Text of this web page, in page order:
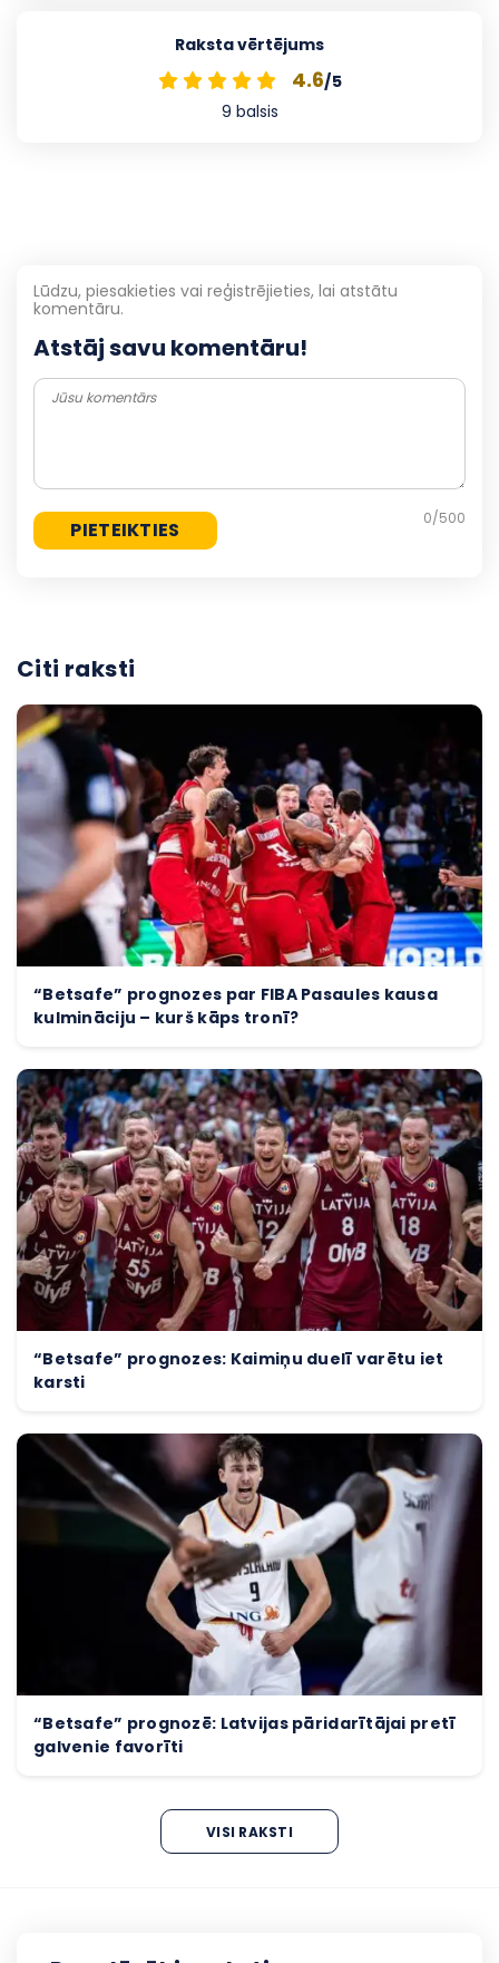
Raksta vērtējums
4.6/5
9 balsis
Atstāj savu komentāru!
Lūdzu, piesakieties vai reģistrējieties, lai atstātu
komentāru.
0/500
Citi raksti
“Betsafe” prognozes par FIBA Pasaules kausa
kulmināciju – kurš kāps tronī?
“Betsafe” prognozes: Kaimiņu duelī varētu iet
karsti
“Betsafe” prognozē: Latvijas pāridarītājai pretī
galvenie favorīti
VISI RAKSTI